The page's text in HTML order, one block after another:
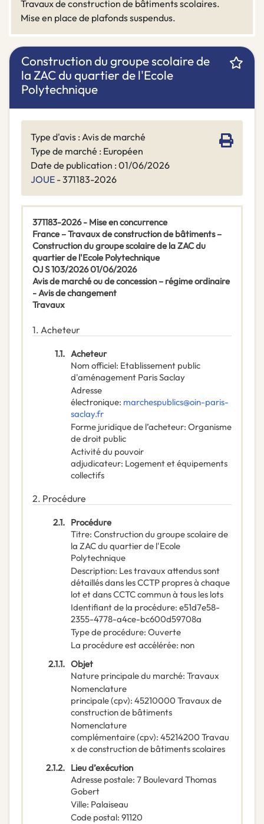
Travaux de construction de bâtiments scolaires.
Mise en place de plafonds suspendus.
Construction du groupe scolaire de
la ZAC du quartier de l'Ecole
Polytechnique
Type d'avis : Avis de marché
Type de marché : Européen
Date de publication : 01/06/2026
JOUE - 371183-2026
371183-2026 - Mise en concurrence
France – Travaux de construction de bâtiments –
Construction du groupe scolaire de la ZAC du
quartier de l'Ecole Polytechnique
OJ S 103/2026 01/06/2026
Avis de marché ou de concession – régime ordinaire
- Avis de changement
Travaux
1. Acheteur
1.1. Acheteur
Nom officiel: Etablissement public
d'aménagement Paris Saclay
Adresse
électronique: marchespublics@oin-paris-
saclay.fr
Forme juridique de l’acheteur: Organisme
de droit public
Activité du pouvoir
adjudicateur: Logement et équipements
collectifs
2. Procédure
2.1. Procédure
Titre: Construction du groupe scolaire de
la ZAC du quartier de l'Ecole
Polytechnique
Description: Les travaux attendus sont
détaillés dans les CCTP propres à chaque
lot et dans CCTC commun à tous les lots
Identifiant de la procédure: e51d7e58-
2355-4778-a4ce-bc600d59708a
Type de procédure: Ouverte
La procédure est accélérée: non
2.1.1. Objet
Nature principale du marché: Travaux
Nomenclature
principale(cpv): 45210000 Travaux de
construction de bâtiments
Nomenclature
complémentaire(cpv): 45214200 Travau
x de construction de bâtiments scolaires
2.1.2. Lieu d’exécution
Adresse postale: 7 Boulevard Thomas
Gobert
Ville: Palaiseau
Code postal: 91120